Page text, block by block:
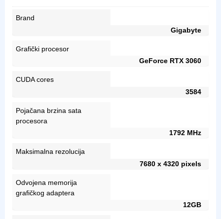
Brand
Gigabyte
Grafički procesor
GeForce RTX 3060
CUDA cores
3584
Pojačana brzina sata
procesora
1792 MHz
Maksimalna rezolucija
7680 x 4320 pixels
Odvojena memorija
grafičkog adaptera
12GB